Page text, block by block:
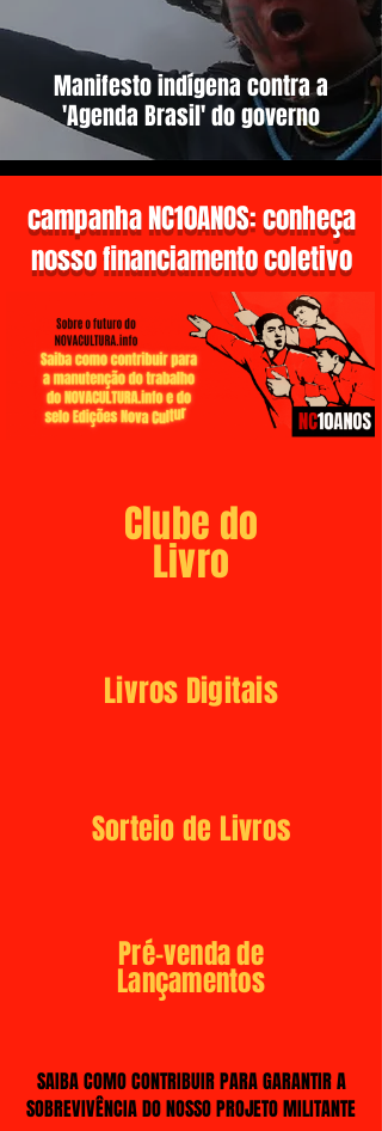
Manifesto indígena contra a
'Agenda Brasil' do governo
campanha NC10ANOS: conheça
nosso financiamento coletivo
Clube do
Livro
Livros Digitais
Sorteio de Livros
Pré-venda de
Lançamentos
SAIBA COMO CONTRIBUIR PARA GARANTIR A
SOBREVIVÊNCIA DO NOSSO PROJETO MILITANTE